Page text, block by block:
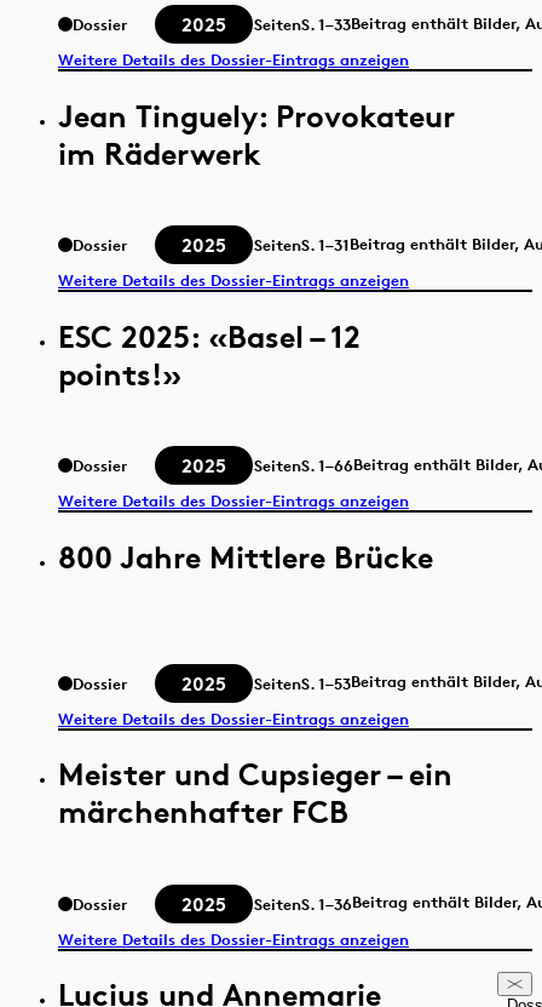
Dossier 2025 SeitenS.1–33Beitrag enthält Bilder,
Weitere Details des Dossier-Eintrags anzeigen
Jean Tinguely: Provokateur
im Räderwerk
Dossier 2025 SeitenS.1–31Beitrag enthält Bilder,
Weitere Details des Dossier-Eintrags anzeigen
ESC 2025: «Basel – 12
points!»
Dossier 2025 SeitenS.1–66Beitrag enthält Bilder,
Weitere Details des Dossier-Eintrags anzeigen
800 Jahre Mittlere Brücke
Dossier 2025 SeitenS.1–53Beitrag enthält Bilder,
Weitere Details des Dossier-Eintrags anzeigen
Meister und Cupsieger – ein
märchenhafter FCB
Dossier 2025 SeitenS.1–36Beitrag enthält Bilder,
Weitere Details des Dossier-Eintrags anzeigen
Lucius und Annemarie